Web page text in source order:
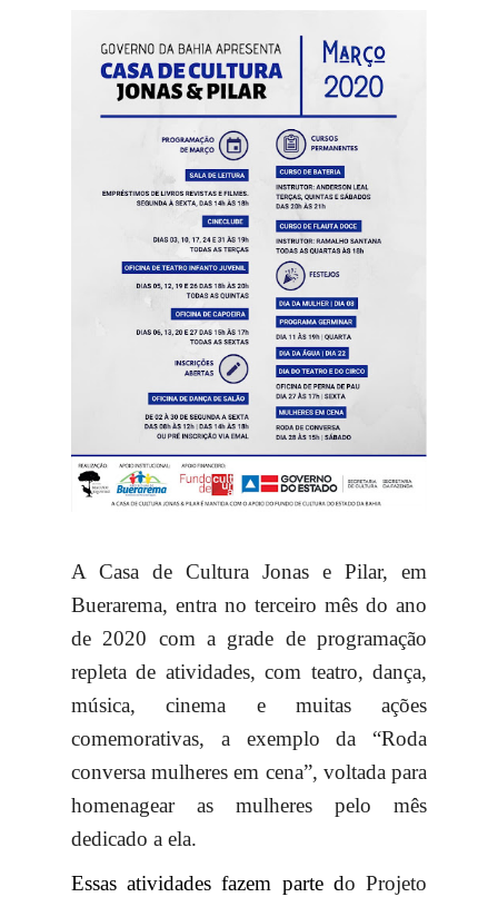
A Casa de Cultura Jonas e Pilar, em
Buerarema, entra no terceiro mês do ano
de 2020 com a grade de programação
repleta de atividades, com teatro, dança,
música, cinema e muitas ações
comemorativas, a exemplo da “Roda
conversa mulheres em cena”, voltada para
homenagear as mulheres pelo mês
dedicado a ela.
Essas atividades fazem parte do Projeto